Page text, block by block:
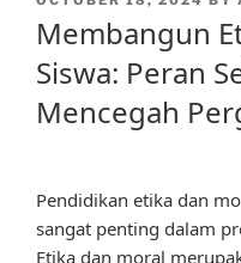
Membangun
Siswa: Peran
Mencegah
Pendidikan etika dan
sangat penting dalam
Etika dan moral